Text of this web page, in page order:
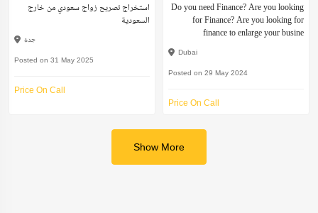
استخراج تصريح زواج سعودي من خارج
السعودية
جدة
Posted on 31 May 2025
Price On Call
Do you need Finance? Are you looking
for Finance? Are you looking for
finance to enlarge your busine
Dubai
Posted on 29 May 2024
Price On Call
Show More